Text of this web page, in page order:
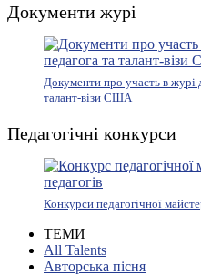
Документи журі
Документи про участь в журі
талант-візи США
Педагогічні конкурси
Конкурси педагогічної
ТЕМИ
All Talents
Авторська пісня